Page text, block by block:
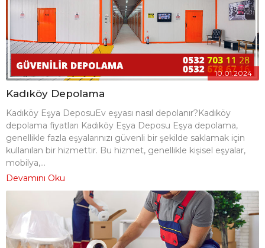
10.01.2024
Kadıköy Depolama
Kadıköy Eşya DeposuEv eşyası nasıl depolanır?Kadıköy
depolama fiyatları Kadıköy Eşya Deposu Eşya depolama,
genellikle fazla eşyalarınızı güvenli bir şekilde saklamak için
kullanılan bir hizmettir. Bu hizmet, genellikle kişisel eşyalar,
mobilya,...
Devamını Oku